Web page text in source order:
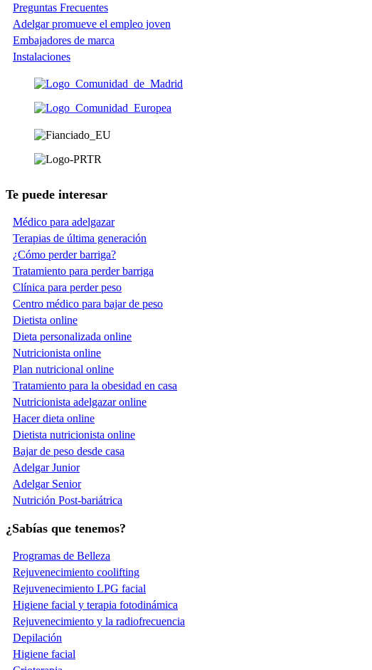
Preguntas Frecuentes
Adelgar promueve el empleo joven
Embajadores de marca
Instalaciones
Te puede interesar
Médico para adelgazar
Terapias de última generación
¿Cómo perder barriga?
Tratamiento para perder barriga
Clínica para perder peso
Centro médico para bajar de peso
Dietista online
Dieta personalizada online
Nutricionista online
Plan nutricional online
Tratamiento para la obesidad en casa
Nutricionista adelgazar online
Hacer dieta online
Dietista nutricionista online
Bajar de peso desde casa
Adelgar Junior
Adelgar Senior
Nutrición Post-bariátrica
¿Sabías que tenemos?
Programas de Belleza
Rejuvenecimiento coolifting
Rejuvenecimiento LPG facial
Higiene facial y terapia fotodinámica
Rejuvenecimiento y la radiofrecuencia
Depilación
Higiene facial